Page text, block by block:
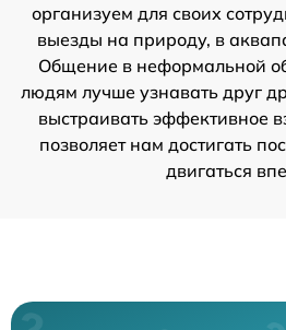
организуем для своих
выезды на природу, в
Общение в неформальной
людям лучше узнавать друг
выстраивать эффективное
позволяет нам достигать
двигаться